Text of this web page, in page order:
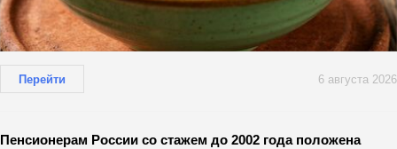
Перейти 6 августа 2026
Пенсионерам России со стажем до 2002 года положена